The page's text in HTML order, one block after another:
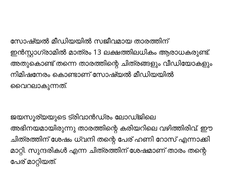
സോഷ്യൽ മീഡിയയിൽ സജീവമായ താരത്തിന്
ഇൻസ്റ്റാഗ്രാമിൽ മാത്രം 13 ലക്ഷത്തിലധികം ആരാധകരുണ്ട്.
അതുകൊണ്ട് തന്നെ താരത്തിന്റെ ചിത്രങ്ങളും വീഡിയോകളും
നിമിഷനേരം കൊണ്ടാണ് സോഷ്യൽ മീഡിയയിൽ
വൈറലാകുന്നത്.
ജയസൂര്യയുടെ ട്രിവാൻഡ്രം ലോഡ്ജിലെ
അഭിനയമായിരുന്നു താരത്തിന്റെ കരിയറിലെ വഴിത്തിരിവ്. ഈ
ചിത്രത്തിന് ശേഷം ധ്വനി തന്റെ പേര് ഹണി റോസ് എന്നാക്കി
മാറ്റി. സുന്ദരികൾ എന്ന ചിത്രത്തിന് ശേഷമാണ് താരം തന്റെ
പേര് മാറ്റിയത്.